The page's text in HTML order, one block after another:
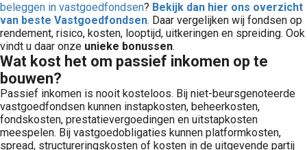
beleggen in vastgoedfondsen? Bekijk dan hier ons overzicht
van beste Vastgoedfondsen. Daar vergelijken wij fondsen op
rendement, risico, kosten, looptijd, uitkeringen en spreiding. Ook
vindt u daar onze unieke bonussen.
Wat kost het om passief inkomen op te
bouwen?
Passief inkomen is nooit kosteloos. Bij niet-beursgenoteerde
vastgoedfondsen kunnen instapkosten, beheerkosten,
fondskosten, prestatievergoedingen en uitstapkosten
meespelen. Bij vastgoedobligaties kunnen platformkosten,
spread, structureringskosten of kosten in de uitgevende partij